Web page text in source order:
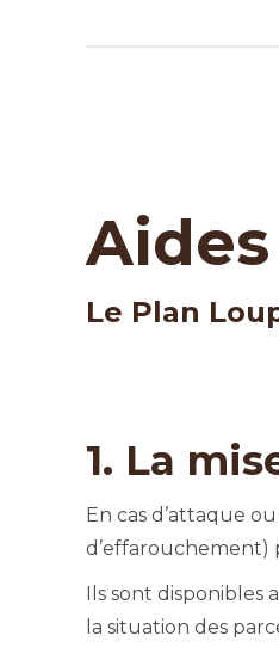
Le Plan
1. La
En cas d’attaque
Ils sont disponibles
la situation des